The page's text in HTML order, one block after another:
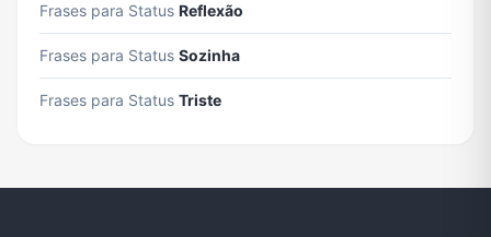
Frases para Status Reflexão
Frases para Status Sozinha
Frases para Status Triste